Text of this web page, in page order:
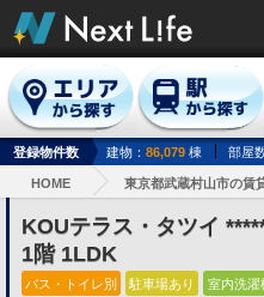
登録物件数 建物： 86,079 棟 部屋
HOME 東京都武蔵村山市の賃
KOUテラス・タツイ
1階 1LDK
バス・トイレ別 駐車場あり 室内洗濯